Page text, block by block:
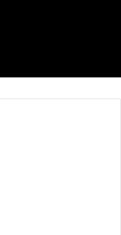
banyak ilmu
industri lokal
dan